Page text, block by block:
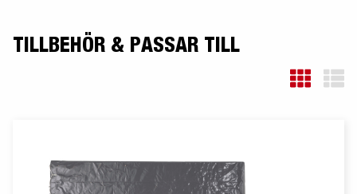
TILLBEHÖR & PASSAR TILL